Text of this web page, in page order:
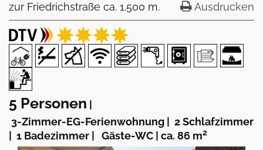
zur Friedrichstraße ca. 1.500 m.
Ausdrucken
5 Personen
3-Zimmer-EG-Ferienwohnung
2 Schlafzimmer
1 Badezimmer Gäste-WC ca. 86 m2